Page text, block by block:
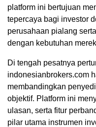
platform ini bertujuan
tepercaya bagi investor
perusahaan pialang
dengan kebutuhan
Di tengah pesatnya
indonesianbrokers.com
membandingkan
objektif. Platform ini
ulasan, serta fitur
pilar utama instrumen